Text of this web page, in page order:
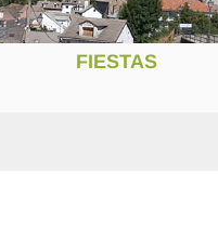
FIESTAS